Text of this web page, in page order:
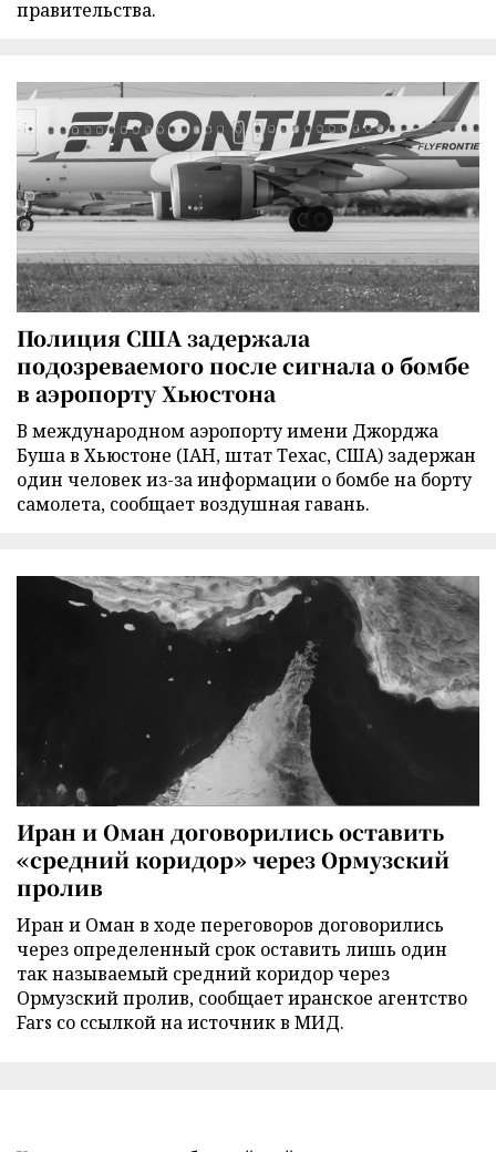
правительства.
Полиция США задержала
подозреваемого после сигнала о бомбе
в аэропорту Хьюстона
В международном аэропорту имени Джорджа
Буша в Хьюстоне (IAH, штат Техас, США) задержан
один человек из-за информации о бомбе на борту
самолета, сообщает воздушная гавань.
Иран и Оман договорились оставить
«средний коридор» через Ормузский
пролив
Иран и Оман в ходе переговоров договорились
через определенный срок оставить лишь один
так называемый средний коридор через
Ормузский пролив, сообщает иранское агентство
Fars со ссылкой на источник в МИД.